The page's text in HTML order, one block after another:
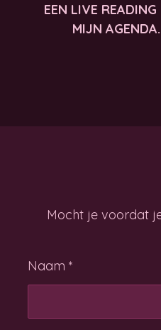
EEN LIVE
MIJN
Mocht je voordat
Naam *